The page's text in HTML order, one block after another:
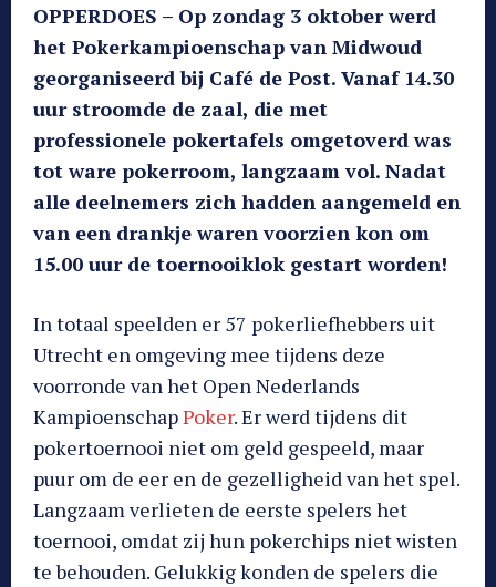
OPPERDOES – Op zondag 3 oktober werd
het Pokerkampioenschap van Midwoud
georganiseerd bij Café de Post. Vanaf 14.30
uur stroomde de zaal, die met
professionele pokertafels omgetoverd was
tot ware pokerroom, langzaam vol. Nadat
alle deelnemers zich hadden aangemeld en
van een drankje waren voorzien kon om
15.00 uur de toernooiklok gestart worden!
In totaal speelden er 57 pokerliefhebbers uit
Utrecht en omgeving mee tijdens deze
voorronde van het Open Nederlands
KampioenschapPoker. Er werd tijdens dit
pokertoernooi niet om geld gespeeld, maar
puur om de eer en de gezelligheid van het spel.
Langzaam verlieten de eerste spelers het
toernooi, omdat zij hun pokerchips niet wisten
te behouden. Gelukkig konden de spelers die